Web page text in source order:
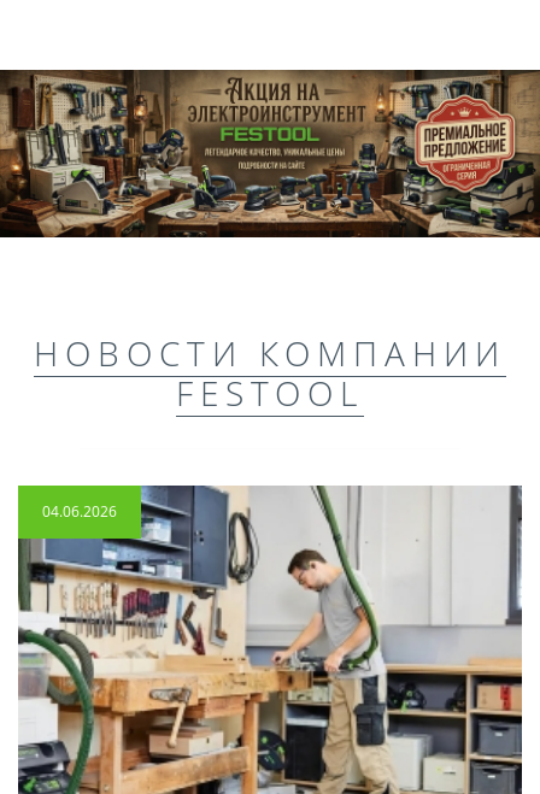
НОВОСТИ КОМПАНИИ
FESTOOL
04.06.2026